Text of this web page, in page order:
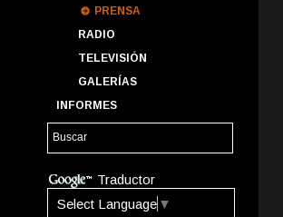
PRENSA
RADIO
TELEVISIÓN
GALERÍAS
INFORMES
Traductor
Select Language ▼